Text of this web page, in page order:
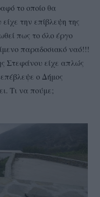
το οποίο θα
την επίβλεψη της
πως το όλο έργο
παραδοσιακό ναό!!!
Στεφάνου είχε απλώς
ο Δήμος
Τι να πούμε;